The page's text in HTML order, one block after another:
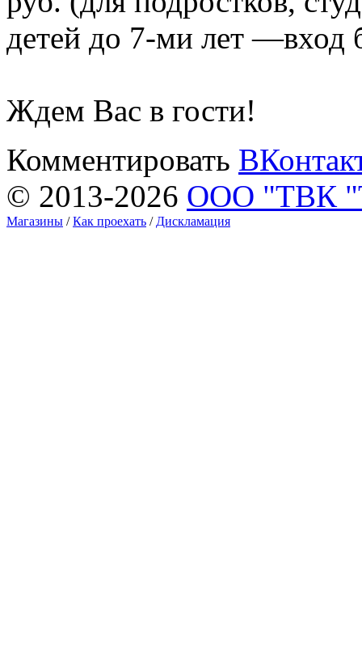
детей до 7-ми лет —вход
Ждем Вас в гости!
Комментировать
© 2013-2026 ООО "ТВК
Магазины /Как проехать / Дискламация